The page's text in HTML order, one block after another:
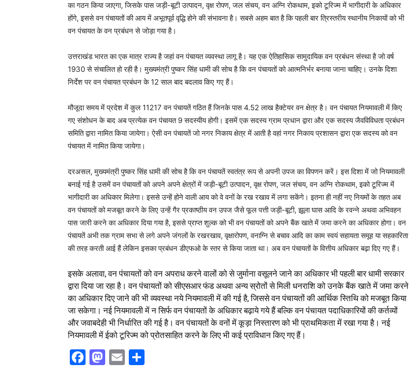
का गठन किया जाएगा, जिसके पास जड़ी-बूटी उत्पादन, वृक्ष रोपण, जल संचय, वन अग्नि रोकथाम, इको टूरिज्म में भागीदारी के अधिकार
होंगे, इससे वन पंचायतों की आय में अभूतपूर्व वृद्धि होने की संभावना है। सबसे अहम बात है कि पहली बार त्रिस्तरीय स्थानीय निकायों को भी
वन पंचायत के वन प्रबंधन से जोड़ा गया है।
उत्तराखंड भारत का एक मात्र राज्य है जहां वन पंचायत व्यवस्था लागू है। यह एक ऐतिहासिक सामुदायिक वन प्रबंधन संस्था है जो वर्ष
1930 से संचालित हो रही है। मुख्यमंत्री पुष्कर सिंह धामी की सोच है कि वन पंचायतों को आत्मनिर्भर बनाया जाना चाहिए। उनके दिशा
निर्देश पर वन पंचायत प्रबंधन के 12 साल बाद बदलाव किए गए हैं।
मौजूदा समय में प्रदेश में कुल 11217 वन पंचायतें गठित हैं जिनके पास 4.52 लाख हैक्टेयर वन क्षेत्र है। वन पंचायत नियमावली में किए
गए संशोधन के बाद अब प्रत्येक वन पंचायत 9 सदस्यीय होगी। इसमें एक सदस्य ग्राम प्रधान द्वारा और एक सदस्य जैवविविधता प्रबंधन
समिति द्वारा नामित किया जायेगा। ऐसी वन पंचायतें जो नगर निकाय क्षेत्र में आती है वहां नगर निकाय प्रशासन द्वारा एक सदस्य को वन
पंचायत में नामित किया जायेगा।
दरअसल, मुख्यमंत्री पुष्कर सिंह धामी की सोच है कि वन पंचायतें स्वतंत्र रूप से अपनी उपज का विपणन करें। इस दिशा में जो नियमावली
बनाई गई है उसमें वन पंचायतों को अपने अपने क्षेत्रों में जड़ी-बूटी उत्पादन, वृक्ष रोपण, जल संचय, वन अग्नि रोकथाम, इको टूरिज्म में
भागीदारी का अधिकार मिलेगा। इससे उन्हें होने वाली आय को वे वनों के रख रखाव में लगा सकेंगे। इतना ही नहीं नए नियमों के तहत अब
वन पंचायतों को मजबूत करने के लिए उन्हें गैर प्रकाष्ठीय वन उपज जैसे फूल पत्ती जड़ी-बूटी, झूला घास आदि के रवन्ने अथवा अभिवहन
पास जारी करने का अधिकार दिया गया है, इससे प्राप्त शुल्क को भी वन पंचायतों को अपने बैंक खाते में जमा करने का अधिकार होगा। वन
पंचायतें अभी तक ग्राम सभा से लगे अपने जंगलों के रखरखाव, वृक्षारोपण, वनाग्नि से बचाव आदि का काम स्वयं सहायता समूह या सहकारिता
की तरह करती आई हैं लेकिन इसका प्रबंधन डीएफओ के स्तर से किया जाता था। अब वन पंचायतों के वित्तीय अधिकार बढ़ा दिए गए हैं।
इसके अलावा, वन पंचायतों को वन अपराध करने वालों को से जुर्माना वसूलने जाने का अधिकार भी पहली बार धामी सरकार
द्वारा दिया जा रहा है। वन पंचायतों को सीएसआर फंड अथवा अन्य स्रोतों से मिली धनराशि को उनके बैंक खाते में जमा करने
का अधिकार दिए जाने की भी व्यवस्था नये नियमावली में की गई है, जिससे वन पंचायतों की आर्थिक स्तिथि को मजबूत किया
जा सकेगा। नई नियमावली में न सिर्फ वन पंचायतों के अधिकार बढ़ाये गये हैं बल्कि वन पंचायत पदाधिकारियों की कर्तव्यों
और जवाबदेही भी निर्धारित की गई है। वन पंचायतों के वनों में कूड़ा निस्तारण को भी प्राथमिकता में रखा गया है। नई
नियमावली में ईको टूरिज्म को प्रोतसाहित करने के लिए भी कई प्राविधान किए गए हैं।
F
M E